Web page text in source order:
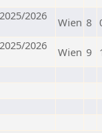
2026
Wien 8
2026
Wien 9